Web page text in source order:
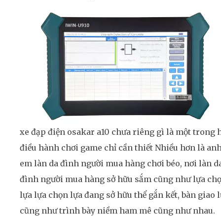
xe đạp điện osakar a10 chưa riêng gì là một trong
điều hành chơi game chỉ cần thiết Nhiều hơn là
em làn da đình người mua hàng chơi béo, nơi làn
đình người mua hàng sở hữu sắm cũng như lựa
lựa lựa chọn lựa đang sở hữu thể gắn kết, bàn giao
cũng như trình bày niềm ham mê cũng như nhau.